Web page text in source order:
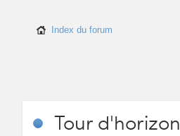
Index du forum
Tourd'horizon